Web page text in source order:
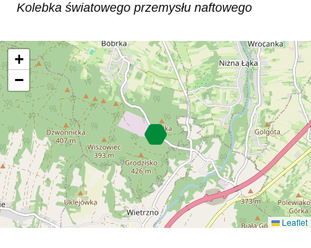
Kolebka światowego przemysłu naftowego
+
−
Leaflet